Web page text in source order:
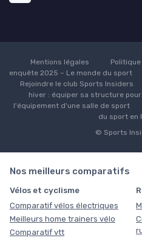
Mentions légales
enquête 2025 – Le monde du sport
Rejoindre le club Sports Insiders
hiver : équiper sa structure
l'équipement d'une salle de sport
du sport en
© Sports
Nos meilleurs comparatifs
Vélos et cyclisme
Comparatif vélos électriques
Meilleurs home trainers vélo
Comparatif vtt